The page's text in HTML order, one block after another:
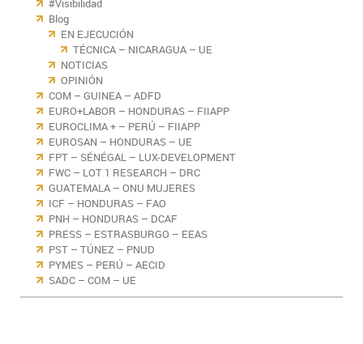
#Visibilidad
Blog
EN EJECUCIÓN
TÉCNICA – NICARAGUA – UE
NOTICIAS
OPINIÓN
COM – GUINEA – ADFD
EURO+LABOR – HONDURAS – FIIAPP
EUROCLIMA + – PERÚ – FIIAPP
EUROSAN – HONDURAS – UE
FPT – SÉNÉGAL – LUX-DEVELOPMENT
FWC – LOT 1 RESEARCH – DRC
GUATEMALA – ONU MUJERES
ICF – HONDURAS – FAO
PNH – HONDURAS – DCAF
PRESS – ESTRASBURGO – EEAS
PST – TÚNEZ – PNUD
PYMES – PERÚ – AECID
SADC – COM – UE